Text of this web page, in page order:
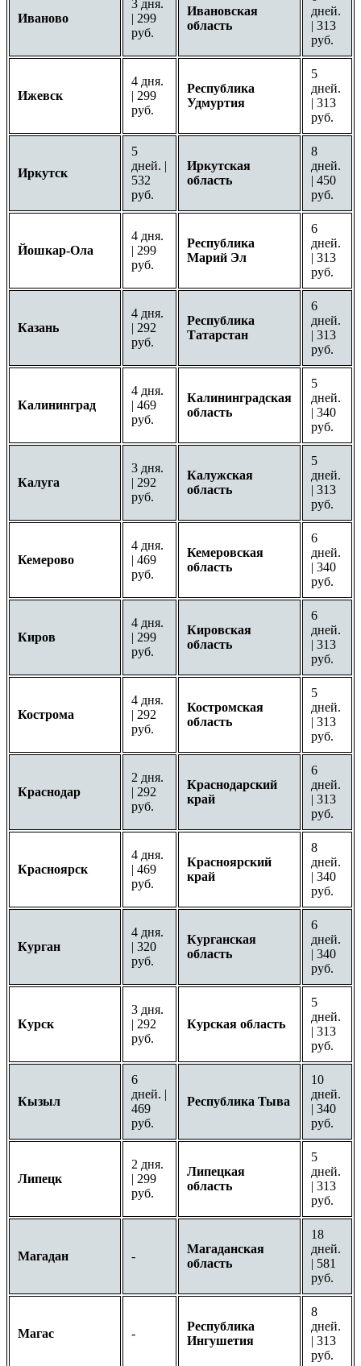
Иваново
3 дня.
| 299
руб.
Ивановская
область
дней.
| 313
руб.
Ижевск
4 дня.
| 299
руб.
Республика
Удмуртия
5
дней.
| 313
руб.
Иркутск
5
дней. |
532
руб.
Иркутская
область
8
дней.
| 450
руб.
Йошкар-Ола
4 дня.
| 299
руб.
Республика
Марий Эл
6
дней.
| 313
руб.
Казань
4 дня.
| 292
руб.
Республика
Татарстан
6
дней.
| 313
руб.
Калининград
4 дня.
| 469
руб.
Калининградская
область
5
дней.
| 340
руб.
Калуга
3 дня.
| 292
руб.
Калужская
область
5
дней.
| 313
руб.
Кемерово
4 дня.
| 469
руб.
Кемеровская
область
6
дней.
| 340
руб.
Киров
4 дня.
| 299
руб.
Кировская
область
6
дней.
| 313
руб.
Кострома
4 дня.
| 292
руб.
Костромская
область
5
дней.
| 313
руб.
Краснодар
2 дня.
| 292
руб.
Краснодарский
край
6
дней.
| 313
руб.
Красноярск
4 дня.
| 469
руб.
Красноярский
край
8
дней.
| 340
руб.
Курган
4 дня.
| 320
руб.
Курганская
область
6
дней.
| 340
руб.
Курск
3 дня.
| 292
руб.
Курская область
5
дней.
| 313
руб.
Кызыл
6
дней. |
469
руб.
Республика Тыва
10
дней.
| 340
руб.
Липецк
2 дня.
| 299
руб.
Липецкая
область
5
дней.
| 313
руб.
Магадан -
Магаданская
область
18
дней.
| 581
руб.
Магас -
Республика
Ингушетия
8
дней.
| 313
руб.